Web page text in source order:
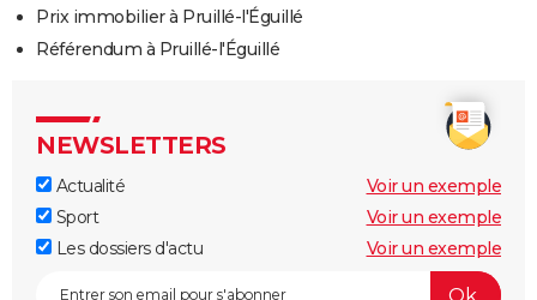
Prix immobilier à Pruillé-l'Éguillé
Référendum à Pruillé-l'Éguillé
NEWSLETTERS
Actualité
Voir un exemple
Sport
Voir un exemple
Les dossiers d'actu
Voir un exemple